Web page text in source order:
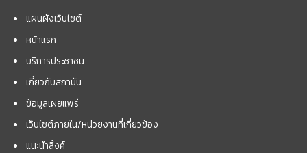
แผนผังเว็บไซต์
หน้าแรก
บริการประชาชน
เกี่ยวกับสถาบัน
ข้อมูลเผยแพร่
เว็บไซต์ภายใน/หน่วยงานที่เกี่ยวข้อง
แนะนำลิ้งค์